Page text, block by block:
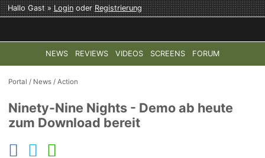
Hallo Gast »LoginoderRegistrierung
NEWS REVIEWS VIDEOS SCREENS FORUM
TOP-THEMEN: COD: MODERN WARFARE 4 HALO:
Portal / News /Action
Ninety-Nine Nights - Demo ab heute
zum Download bereit